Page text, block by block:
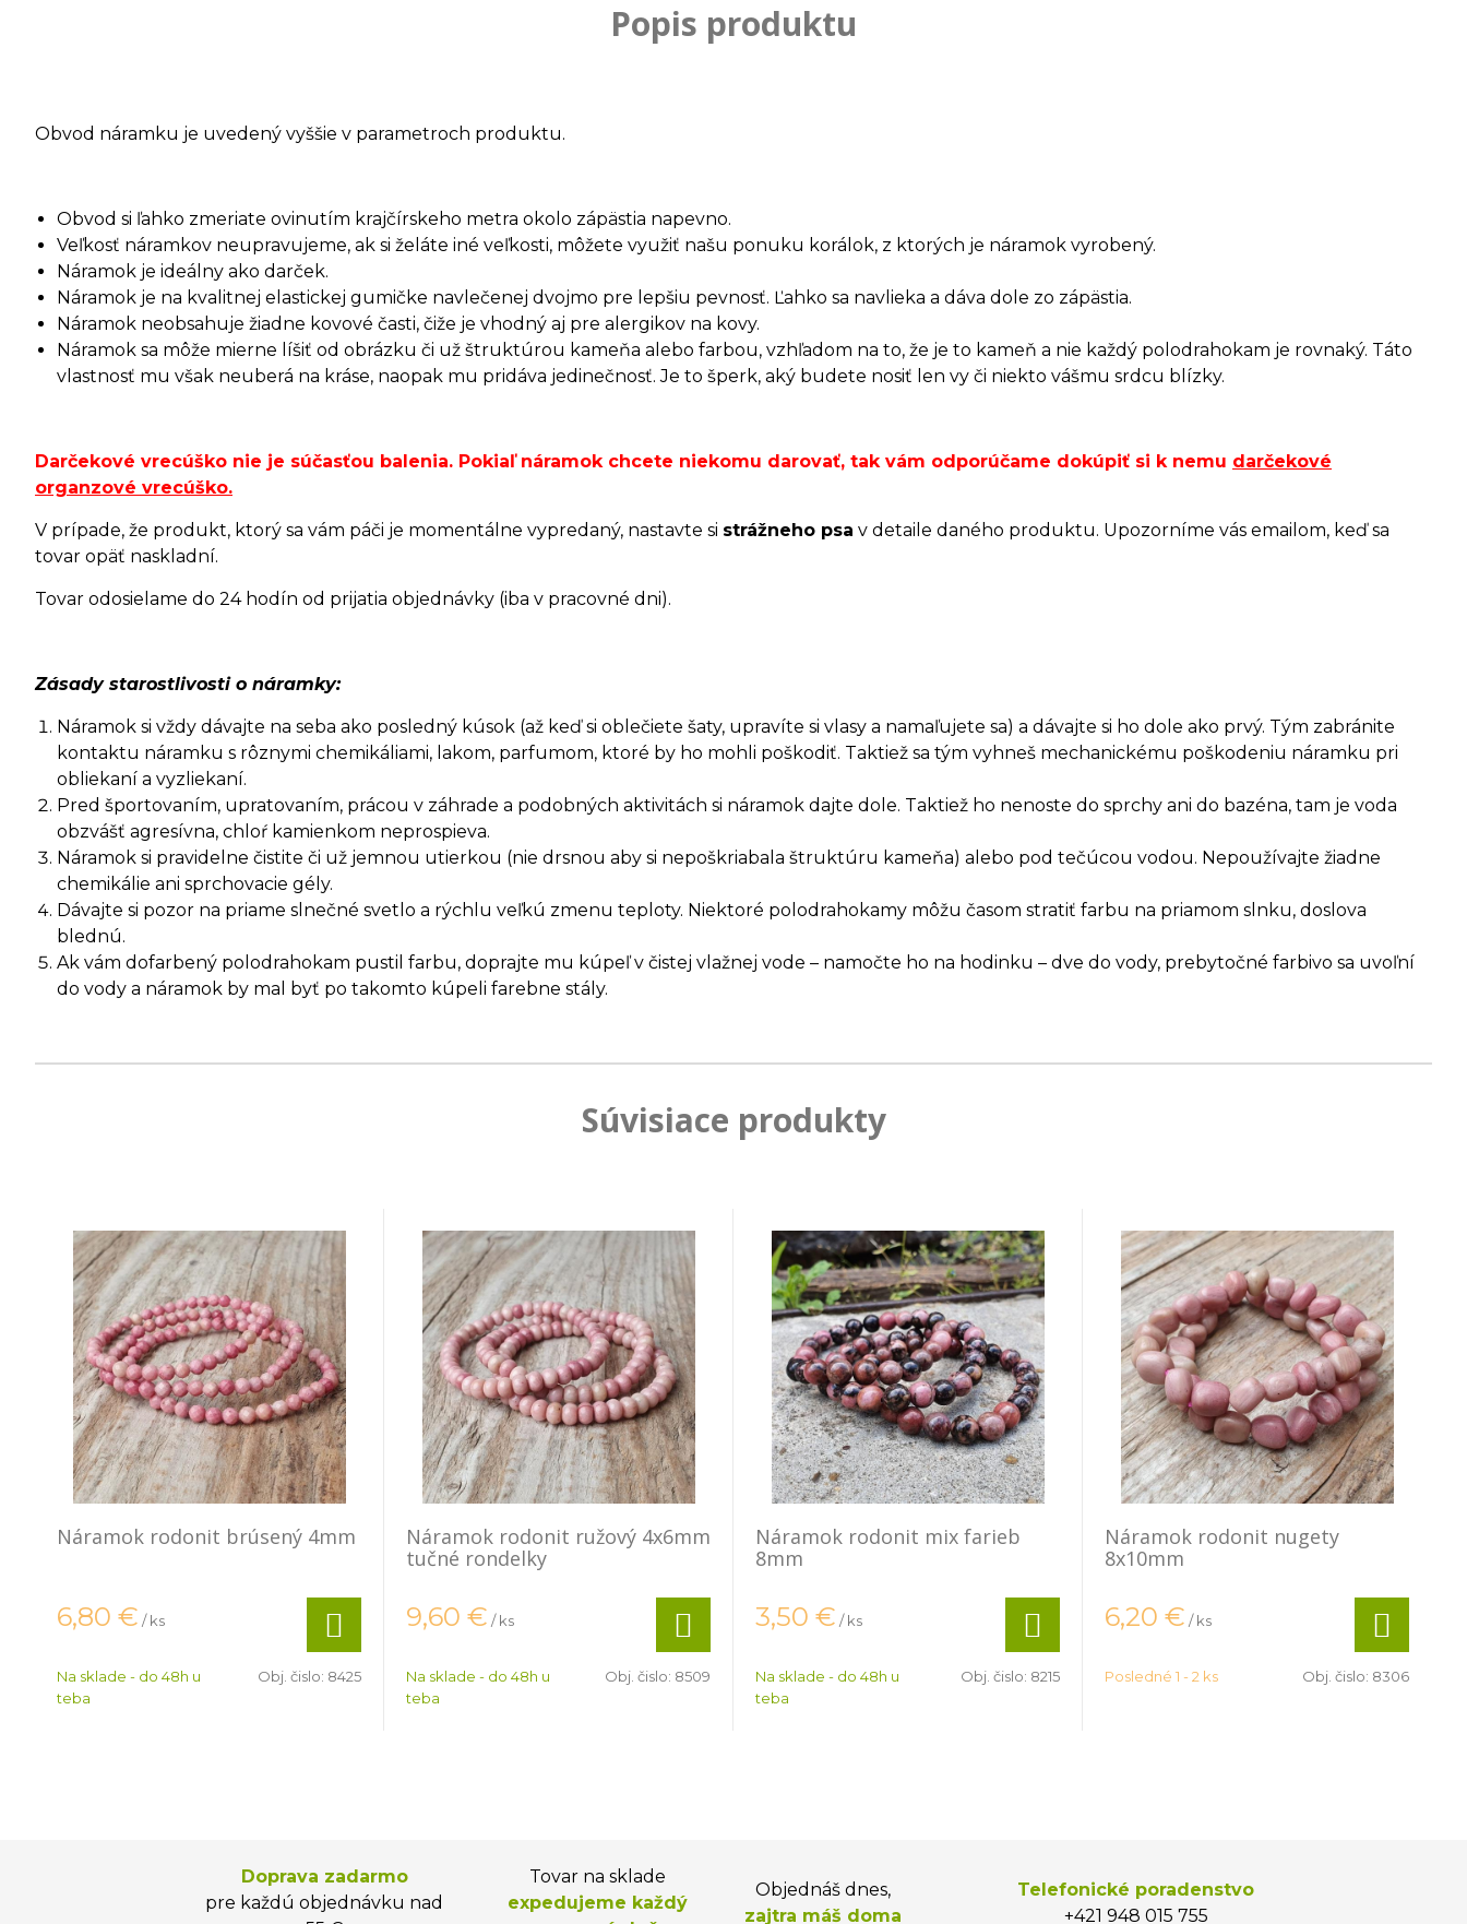
Popis produktu
Obvod náramku je uvedený vyššie v parametroch produktu.
Obvod si ľahko zmeriate ovinutím krajčírskeho metra okolo zápästia napevno.
Veľkosť náramkov neupravujeme, ak si želáte iné veľkosti, môžete využiť našu ponuku korálok, z ktorých je náramok vyrobený.
Náramok je ideálny ako darček.
Náramok je na kvalitnej elastickej gumičke navlečenej dvojmo pre lepšiu pevnosť. Ľahko sa navlieka a dáva dole zo zápästia.
Náramok neobsahuje žiadne kovové časti, čiže je vhodný aj pre alergikov na kovy.
Náramok sa môže mierne líšiť od obrázku či už štruktúrou kameňa alebo farbou, vzhľadom na to, že je to kameň a nie každý polodrahokam je rovnaký. Táto
vlastnosť mu však neuberá na kráse, naopak mu pridáva jedinečnosť. Je to šperk, aký budete nosiť len vy či niekto vášmu srdcu blízky.
Darčekové vrecúško nie je súčasťou balenia. Pokiaľ náramok chcete niekomu darovať, tak vám odporúčame dokúpiť si k nemu darčekové
organzové vrecúško.
V prípade, že produkt, ktorý sa vám páči je momentálne vypredaný, nastavte si strážneho psa v detaile daného produktu. Upozorníme vás emailom, keď sa
tovar opäť naskladní.
Tovar odosielame do 24 hodín od prijatia objednávky (iba v pracovné dni).
Zásady starostlivosti o náramky:
Náramok si vždy dávajte na seba ako posledný kúsok (až keď si oblečiete šaty, upravíte si vlasy a namaľujete sa) a dávajte si ho dole ako prvý. Tým zabránite
kontaktu náramku s rôznymi chemikáliami, lakom, parfumom, ktoré by ho mohli poškodiť. Taktiež sa tým vyhneš mechanickému poškodeniu náramku pri
obliekaní a vyzliekaní.
Pred športovaním, upratovaním, prácou v záhrade a podobných aktivitách si náramok dajte dole. Taktiež ho nenoste do sprchy ani do bazéna, tam je voda
obzvášť agresívna, chloŕ kamienkom neprospieva.
Náramok si pravidelne čistite či už jemnou utierkou (nie drsnou aby si nepoškriabala štruktúru kameňa) alebo pod tečúcou vodou. Nepoužívajte žiadne
chemikálie ani sprchovacie gély.
Dávajte si pozor na priame slnečné svetlo a rýchlu veľkú zmenu teploty. Niektoré polodrahokamy môžu časom stratiť farbu na priamom slnku, doslova
blednú.
Ak vám dofarbený polodrahokam pustil farbu, doprajte mu kúpeľ v čistej vlažnej vode – namočte ho na hodinku – dve do vody, prebytočné farbivo sa uvoľní
do vody a náramok by mal byť po takomto kúpeli farebne stály.
Súvisiace produkty
Náramok rodonit brúsený 4mm
6,80 € / ks
Na sklade - do 48h u
teba
Obj. čislo: 8425
Náramok rodonit ružový 4x6mm
tučné rondelky
9,60 € / ks
Na sklade - do 48h u
teba
Obj. čislo: 8509
Náramok rodonit mix farieb
8mm
3,50 € / ks
Na sklade - do 48h u
teba
Obj. čislo: 8215
Náramok rodonit nugety
8x10mm
6,20 € / ks
Posledné 1 - 2 ks Obj. čislo: 8306
Doprava zadarmo
pre každú objednávku nad
Tovar na sklade
expedujeme každý
Objednáš dnes,
zajtra máš doma
Telefonické poradenstvo
+421 948 015 755